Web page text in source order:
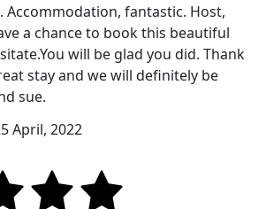
Accommodation, fantastic. Host,
a chance to book this beautiful
will be glad you did. Thank
stay and we will definitely be
sue.
April, 2022